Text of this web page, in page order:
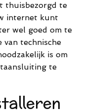
thuisbezorgd te
internet kunt
wel goed om te
van technische
is om
te